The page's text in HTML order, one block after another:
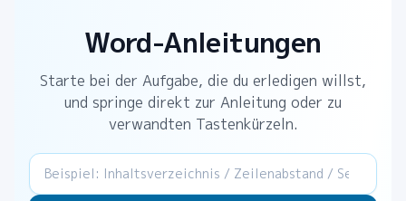
Word-Anleitungen
Starte bei der Aufgabe, die du erledigen willst,
und springe direkt zur Anleitung oder zu
verwandten Tastenkürzeln.